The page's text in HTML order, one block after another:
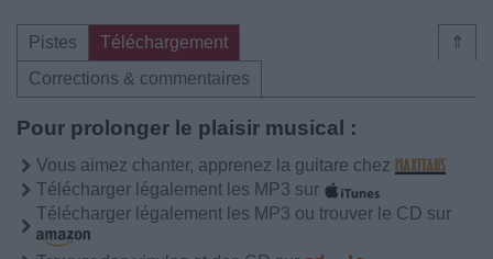
⇑
Pistes
Téléchargement
Corrections & commentaires
Pour prolonger le plaisir musical :
Vous aimez chanter, apprenez la guitare chez
Télécharger légalement les MP3 sur
Télécharger légalement les MP3 ou trouver le CD sur